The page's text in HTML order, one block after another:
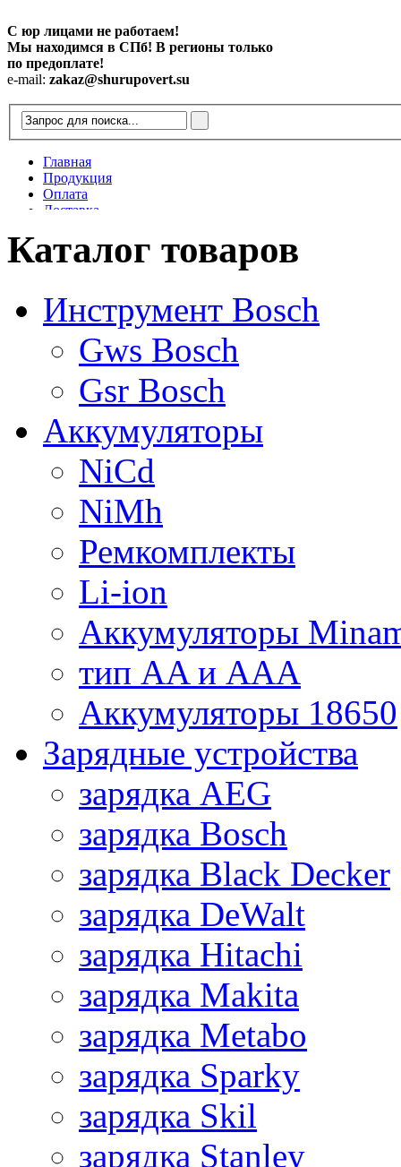
С юр лицами не работаем!
Мы находимся в СПб! В регионы только
по предоплате!
e-mail: zakaz@shurupovert.su
Главная
Продукция
Оплата
Доставка
Статьи
Каталог товаров
Инструмент Bosch
Gws Bosch
Gsr Bosch
Аккумуляторы
NiCd
NiMh
Ремкомплекты
Li-ion
Аккумуляторы
тип AA и AAA
Аккумуляторы 18650
Зарядные устройства
зарядка AEG
зарядка Bosch
зарядка Black Decker
зарядка DeWalt
зарядка Hitachi
зарядка Makita
зарядка Metabo
зарядка Sparky
зарядка Skil
зарядка Stanley